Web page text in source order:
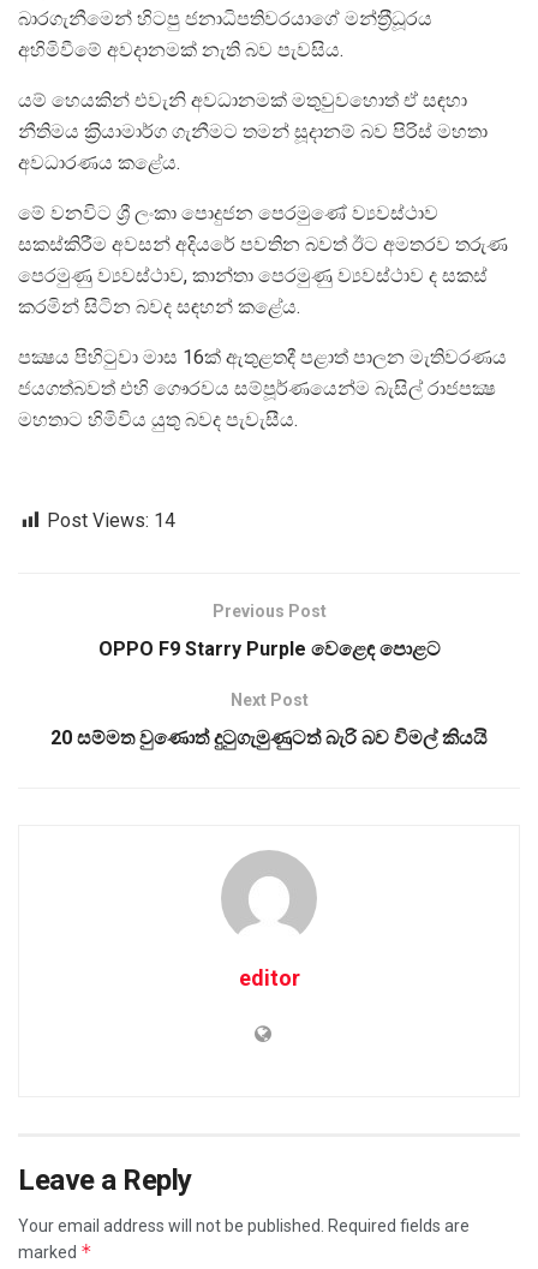
බාරගැනීමෙන් හිටපු ජනාධිපතිවරයාගේ මන්ත‍්‍රීධූරය
අහිමිවීමේ අවදානමක් නැති බව පැවසිය.
යම් හෙයකින් එවැනි අවධානමක් මතුවුවහොත් ඒ සඳහා
නීතිමය ක‍්‍රියාමාර්ග ගැනීමට තමන් සූදානම් බව පිරිස් මහතා
අවධාරණය කළේය.
මේ වනවිට ශ්‍රී ලංකා පොදුජන පෙරමුණේ ව්‍යවස්ථාව
සකස්කිරීම අවසන් අදියරේ පවතින බවත් ඊට අමතරව තරුණ
පෙරමුණු ව්‍යවස්ථාව, කාන්තා පෙරමුණු ව්‍යවස්ථාව ද සකස්
කරමින් සිටින බවද සඳහන් කළේය.
පක්‍ෂය පිහිටුවා මාස 16ක් ඇතුළතදී පළාත් පාලන මැතිවරණය
ජයගත්බවත් එහි ගෞරවය සම්පූර්ණයෙන්ම බැසිල් රාජපක්‍ෂ
මහතාට හිමිවිය යුතු බවද පැවැසීය.
Post Views: 14
Previous Post
OPPO F9 Starry Purple වෙළෙඳ පොළට
Next Post
20 සම්මත වුණොත් දුටුගැමුණුටත් බැරි බව විමල් කියයි
editor
Leave a Reply
Your email address will not be published.
Required fields are
marked *